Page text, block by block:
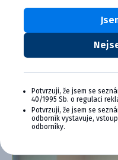
Výhody
Exkluzívne
Jedinečné
webové
Ďalšie
Potvrzuji, že jsem se
40/1995 Sb. o regulaci
Potvrzuji, že jsem se
odborník vystavuje,
odborníky.